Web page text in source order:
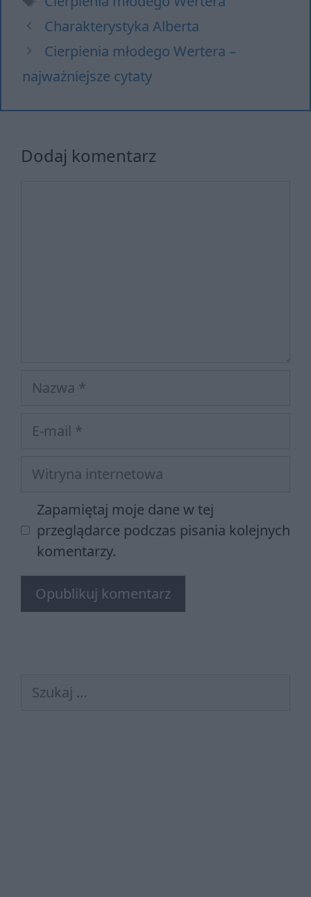
Charakterystyka Alberta
Cierpienia młodego Wertera –
najważniejsze cytaty
Dodaj komentarz
Nazwa
Witryna
internetowa
Zapamiętaj moje dane w tej
przeglądarce podczas pisania kolejnych
komentarzy.